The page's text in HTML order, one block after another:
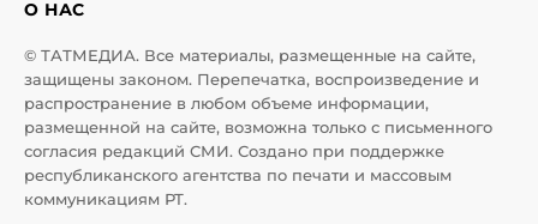
О НАС
© ТАТМЕДИА. Все материалы, размещенные на сайте,
защищены законом. Перепечатка, воспроизведение и
распространение в любом объеме информации,
размещенной на сайте, возможна только с письменного
согласия редакций СМИ. Создано при поддержке
республиканского агентства по печати и массовым
коммуникациям РТ.